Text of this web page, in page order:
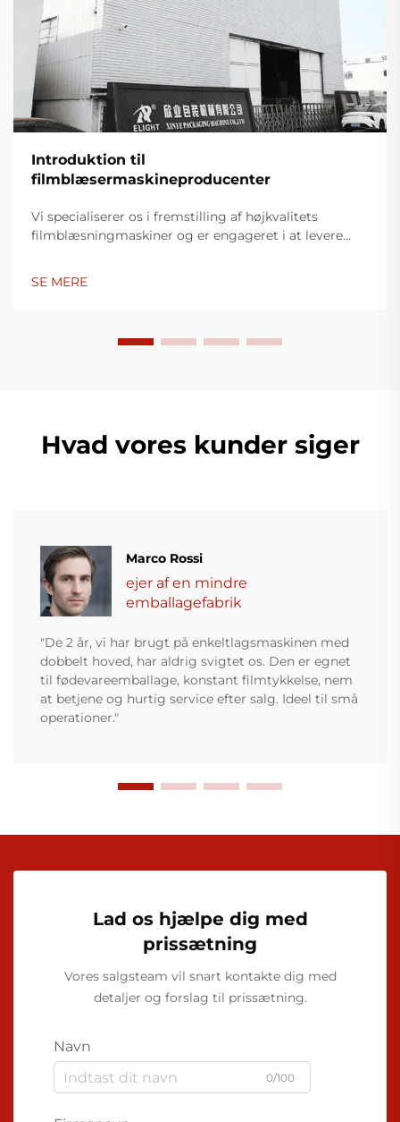
Introduktion til
filmblæsermaskineproducenter
Vi specialiserer os i fremstilling af højkvalitets
filmblæsningmaskiner og er engageret i at levere
teknologi, er højtydende, energieffektive og stabile,
SE MERE
Hvad vores kunder siger
Marco Rossi
ejer af en mindre
emballagefabrik
"De 2 år, vi har brugt på enkeltlagsmaskinen med
dobbelt hoved, har aldrig svigtet os. Den er egnet
til fødevareemballage, konstant filmtykkelse, nem
at betjene og hurtig service efter salg. Ideel til små
operationer."
Lad os hjælpe dig med
prissætning
Vores salgsteam vil snart kontakte dig med
detaljer og forslag til prissætning.
Navn
0/100